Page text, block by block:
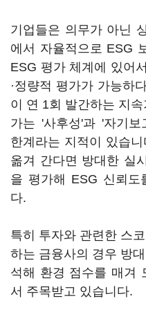
기업들은 의무가 아닌
에서 자율적으로 ESG
ESG 평가 체계에 있어
·정량적 평가가 가능하
이 연 1회 발간하는 지
가는 '사후성'과 '자기
한계라는 지적이 있습
옮겨 간다면 방대한 실
을 평가해 ESG 신뢰도
다.
특히 투자와 관련한 스
하는 금융사의 경우 방
석해 환경 점수를 매겨
서 주목받고 있습니다.